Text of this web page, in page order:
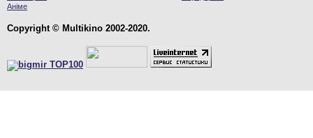
Аніме
Copyright © Multikino 2002-2020.